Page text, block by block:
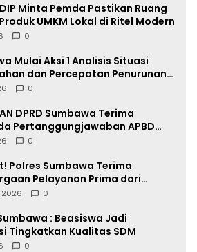
Minta Pemda Pastikan Ruang
UMKM Lokal di Ritel Modern
0
Mulai Aksi 1 Analisis Situasi
dan Percepatan Penurunan
2026
0
DPRD Sumbawa Terima
Pertanggungjawaban APBD
SILPA Rp201,68 Miliar dan
0
Polres Sumbawa Terima
Pelayanan Prima dari
0
: Beasiswa Jadi
Tingkatkan Kualitas SDM
0